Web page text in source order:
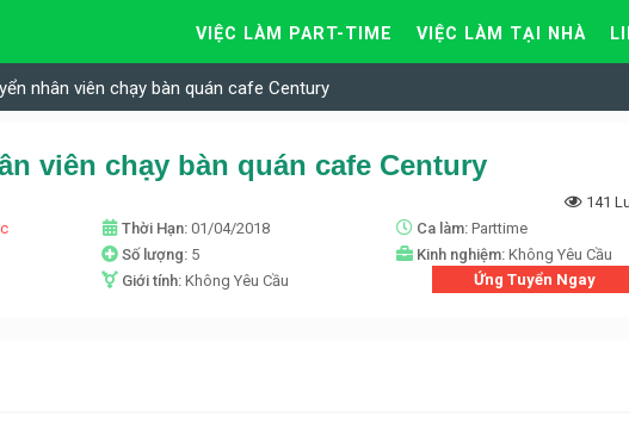
VIỆC LÀM PART-TIME VIỆC LÀM TẠI NHÀ
nhân viên chạy bàn quán cafe Century
viên chạy bàn quán cafe Century
141
Thời Hạn: 01/04/2018 Ca làm: Parttime
Số lượng: 5 Kinh nghiệm: Không Yêu Cầu
Giới tính: Không Yêu Cầu Ứng Tuyển Ngay